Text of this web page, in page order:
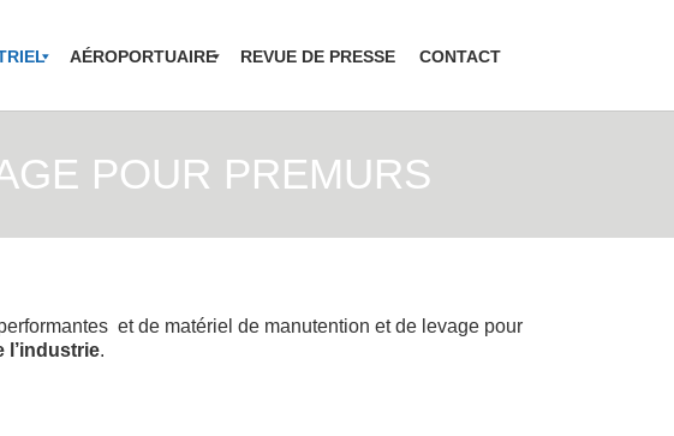
AÉROPORTUAIRE REVUE DE PRESSE CONTACT
POUR PREMURS
et de matériel de manutention et de levage pour
l’industrie.